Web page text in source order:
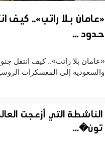
«عامان بلا راتب».. كيف
حدود ...
«عامان بلا راتب».. كيف انتقل
والسعودية إلى المعسكرات
الناشطة التي أزعجت
تون�...